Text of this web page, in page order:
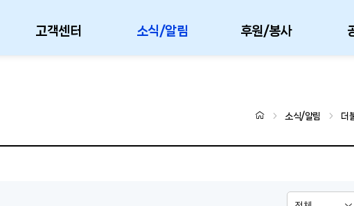
고객센터 소식/알림 후원/봉사
소식/알림 더